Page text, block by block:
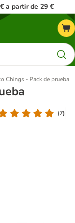
a partir de 29 €
Chings - Pack de prueba
(7)